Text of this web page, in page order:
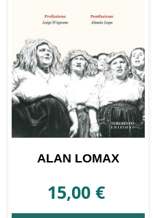
ALAN LOMAX
15,00€